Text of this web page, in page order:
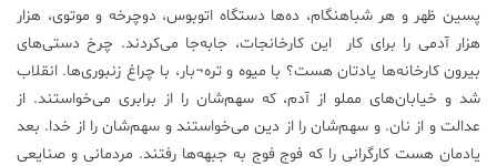
پسین ظهر و هر شباهنگام، ده‌ها دستگاه اتوبوس، دوچرخه و موتوی، هزار
هزار آدمی را برای کار این کارخانجات، جابه‌جا می‌کردند. چرخ دستی‌های
بیرون کارخانه‌ها یادتان هست؟ با میوه و تره¬بار، با چراغ زنبوری‌ها. انقلاب
شد و خیابان‌های مملو از آدم، که سهم‌شان را از برابری می‌خواستند. از
عدالت و از نان. و سهم‌شان را از دین می‌خواستند و سهم‌شان را از خدا. بعد
یادمان هست کارگرانی را که فوج فوج به جبهه‌ها رفتند. مردمانی و صنایعی